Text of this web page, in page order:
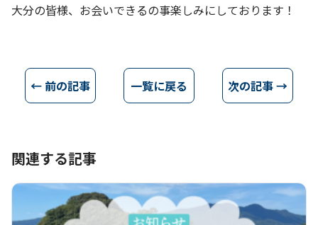
大分の皆様、お会いできるの事楽しみにしております！
← 前の記事 一覧に戻る 次の記事 →
関連する記事